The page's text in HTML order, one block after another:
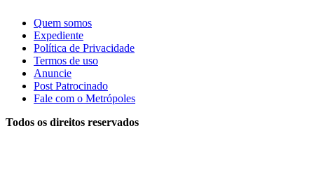
Quem somos
Expediente
Política de Privacidade
Termos de uso
Anuncie
Post Patrocinado
Fale com o Metrópoles
Todos os direitos reservados